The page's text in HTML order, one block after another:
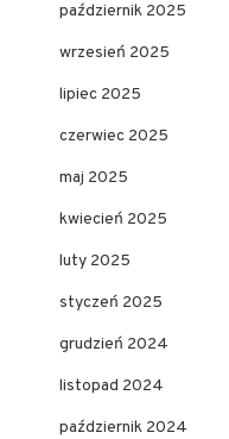
październik 2025
wrzesień 2025
lipiec 2025
czerwiec 2025
maj 2025
kwiecień 2025
luty 2025
styczeń 2025
grudzień 2024
listopad 2024
październik 2024